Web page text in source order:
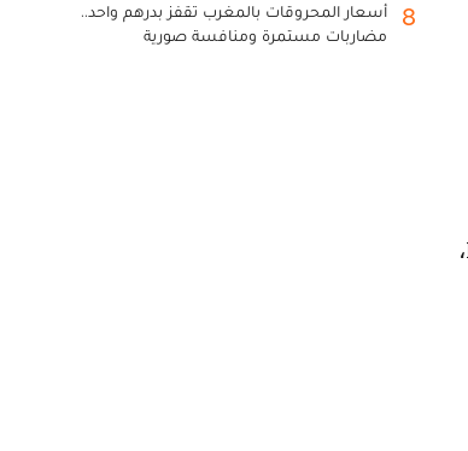
8
أسعار المحروقات بالمغرب تقفز بدرهم واحد..
مضاربات مستمرة ومنافسة صورية